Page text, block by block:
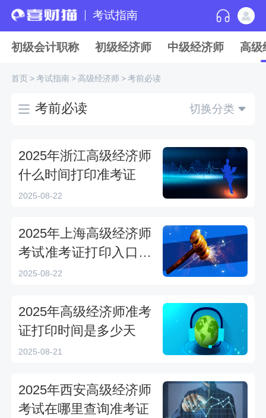
考试指南
初级会计职称 初级经济师 中级经济师 高级
首页>考试指南> 高级经济师>考前必读
考前必读 切换分类
2025年浙江高级经济师
什么时间打印准考证
2025-08-22
2025年上海高级经济师
考试准考证打印入口在
哪里
2025-08-22
2025年高级经济师准考
证打印时间是多少天
2025-08-21
2025年西安高级经济师
考试在哪里查询准考证